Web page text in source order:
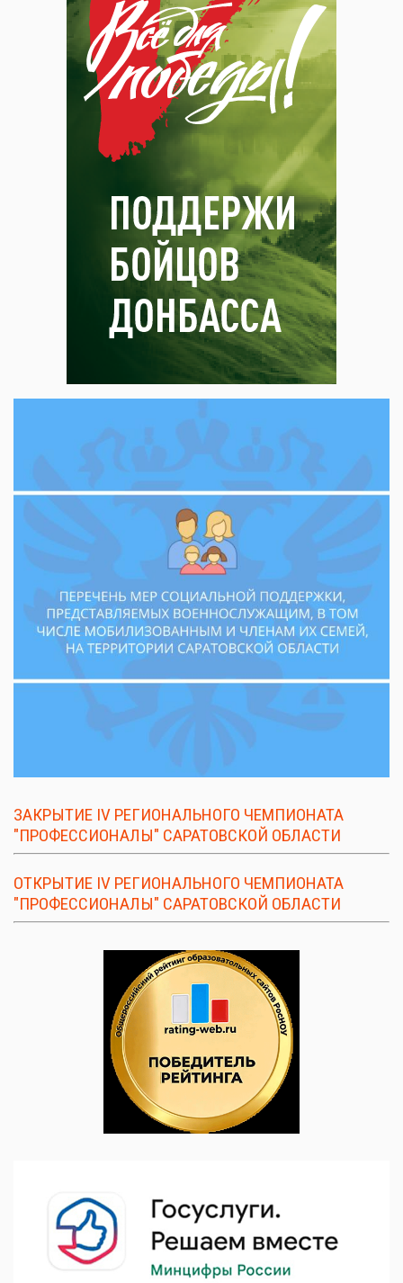
ЗАКРЫТИЕ IV РЕГИОНАЛЬНОГО ЧЕМПИОНАТА
"ПРОФЕССИОНАЛЫ" САРАТОВСКОЙ ОБЛАСТИ
ОТКРЫТИЕ IV РЕГИОНАЛЬНОГО ЧЕМПИОНАТА
"ПРОФЕССИОНАЛЫ" САРАТОВСКОЙ ОБЛАСТИ